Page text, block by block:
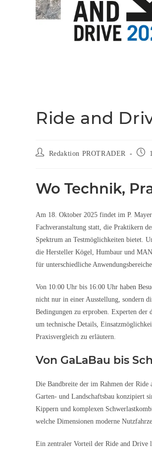
Ride and
Redaktion PROTRADER
Wo Technik,
Am 18. Oktober 2025 findet im P.
Fachveranstaltung statt, die Praktikern
Spektrum an Testmöglichkeiten bietet.
die Hersteller Kögel, Humbaur und
für unterschiedliche
Von 10:00 Uhr bis 16:00 Uhr haben
nicht nur in einer Ausstellung, sondern
Bedingungen zu erproben. Experten der
um technische Details,
Praxisvergleich zu erläutern.
Von GaLaBau bis
Die Bandbreite der im Rahmen der
Garten- und Landschaftsbau konzipiert
Kippern und komplexen
welche Dimensionen moderne
Ein zentraler Vorteil der Ride and